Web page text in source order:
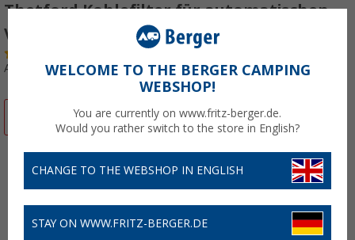
Thetford Kohlefilter für automatischen
Ventilator C260
Art.-Nr.: 228260WELCOME TO THE BERGER CAMPING
WEBSHOP!
You are currently on www.fritz-berger.de.
Would you rather switch to the store in English?
CHANGE TO THE WEBSHOP IN ENGLISH
STAY ON WWW.FRITZ-BERGER.DE